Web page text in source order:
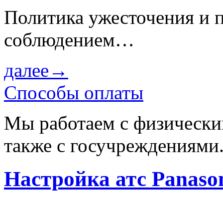
Политика ужесточения и
соблюдением…
далее→
Способы оплаты
Мы работаем с
также с
Настройка атс